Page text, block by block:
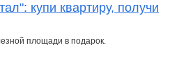
купи квартиру, получи
площади в подарок.